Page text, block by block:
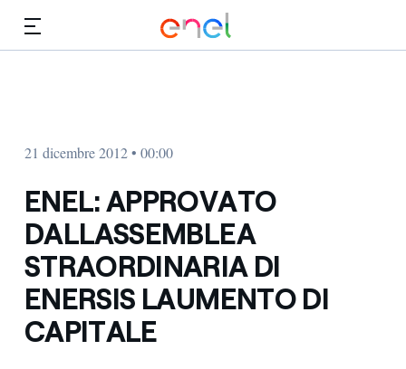
21 dicembre 2012 • 00:00
ENEL: APPROVATO
DALLASSEMBLEA
STRAORDINARIA DI
ENERSIS LAUMENTO DI
CAPITALE